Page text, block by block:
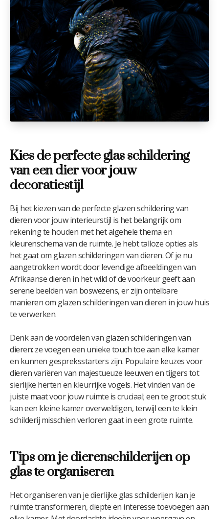
Kies de perfecte glas schildering
van een dier voor jouw
decoratiestijl
Bij het kiezen van de perfecte glazen schildering van
dieren voor jouw interieurstijl is het belangrijk om
rekening te houden met het algehele thema en
kleurenschema van de ruimte. Je hebt talloze opties als
het gaat om glazen schilderingen van dieren. Of je nu
aangetrokken wordt door levendige afbeeldingen van
Afrikaanse dieren in het wild of de voorkeur geeft aan
serene beelden van boswezens, er zijn ontelbare
manieren om glazen schilderingen van dieren in jouw huis
te verwerken.
Denk aan de voordelen van glazen schilderingen van
dieren: ze voegen een unieke touch toe aan elke kamer
en kunnen gespreksstarters zijn. Populaire keuzes voor
dieren variëren van majestueuze leeuwen en tijgers tot
sierlijke herten en kleurrijke vogels. Het vinden van de
juiste maat voor jouw ruimte is cruciaal; een te groot stuk
kan een kleine kamer overweldigen, terwijl een te klein
schilderij misschien verloren gaat in een grote ruimte.
Tips om je dierenschilderijen op
glas te organiseren
Het organiseren van je dierlijke glas schilderijen kan je
ruimte transformeren, diepte en interesse toevoegen aan